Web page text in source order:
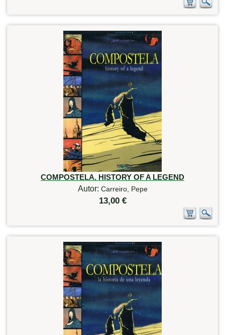
COMPOSTELA. HISTORY OF A LEGEND
Autor: Carreiro, Pepe
13,00 €